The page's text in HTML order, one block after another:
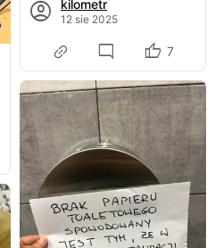
kilometr
12 sie 2025
7